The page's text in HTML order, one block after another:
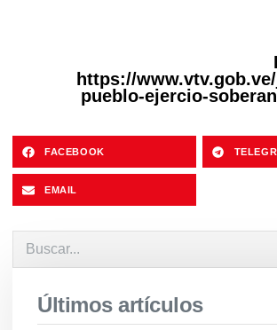
https://
pueblo-ejercio-
FACEBOOK
EMAIL
Últimos artículos